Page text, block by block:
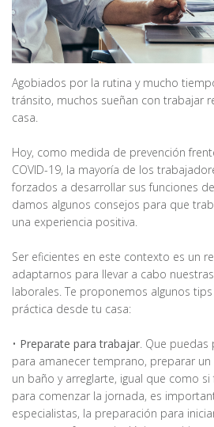
Agobiados por la rutina y mucho
tránsito, muchos sueñan con trabajar
casa.
Hoy, como medida de prevención
COVID-19, la mayoría de los
forzados a desarrollar sus funciones
damos algunos consejos para que
una experiencia positiva.
Ser eficientes en este contexto es un
adaptarnos para llevar a cabo
laborales. Te proponemos algunos
práctica desde tu casa:
• Preparate para trabajar. Que
para amanecer temprano, preparar
un baño y arreglarte, igual que como
para comenzar la jornada, es
especialistas, la preparación para